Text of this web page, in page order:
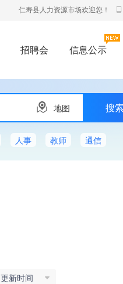
仁寿县人力资源市场欢迎您！
招聘会 信息公示
地图
人事 教师 通信
更新时间